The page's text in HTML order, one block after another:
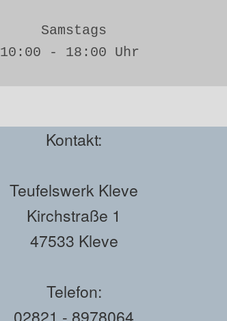
Samstags
10:00 - 18:00 Uhr
Kontakt:
Teufelswerk Kleve
Kirchstraße 1
47533 Kleve
Telefon:
02821 - 8978064